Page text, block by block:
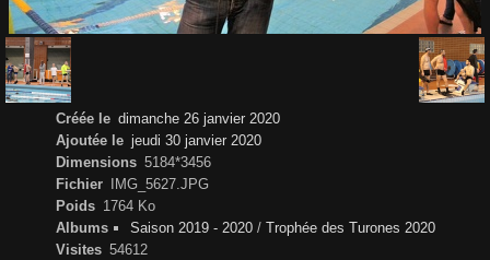
Créée le dimanche 26 janvier 2020
Ajoutée le jeudi 30 janvier 2020
Dimensions 5184*3456
Fichier
IMG_5627.JPG
Poids 1764 Ko
Albums
Saison 2019 - 2020/ Trophée des Turones 2020
Visites 54612